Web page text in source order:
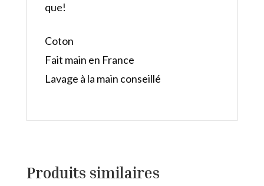
que!
Coton
Fait main en France
Lavage à la main conseillé
Produits similaires